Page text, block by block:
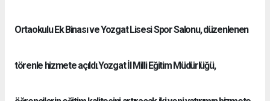
Ortaokulu Ek Binası ve Yozgat Lisesi Spor Salonu, düzenlenen
törenle hizmete açıldı.Yozgat İl Milli Eğitim Müdürlüğü,